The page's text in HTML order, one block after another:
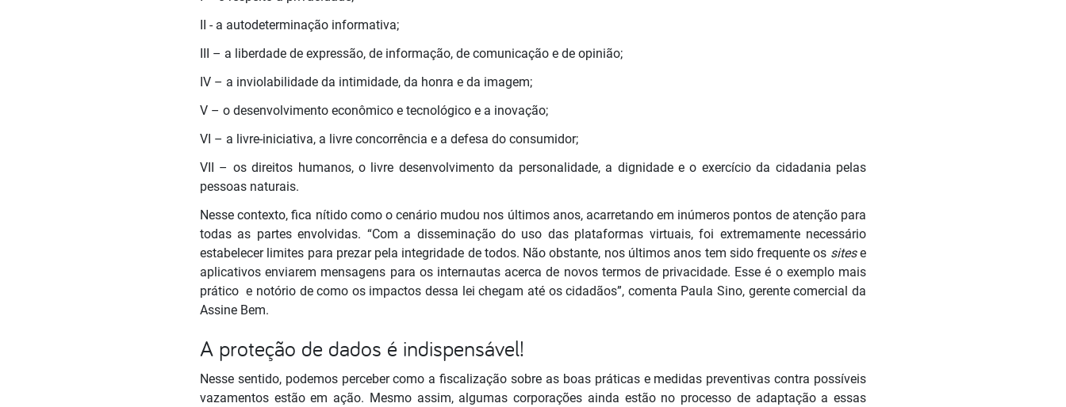
II - a autodeterminação informativa;
III – a liberdade de expressão, de informação, de comunicação e de opinião;
IV – a inviolabilidade da intimidade, da honra e da imagem;
V – o desenvolvimento econômico e tecnológico e a inovação;
VI – a livre-iniciativa, a livre concorrência e a defesa do consumidor;
VII – os direitos humanos, o livre desenvolvimento da personalidade, a dignidade e o exercício da cidadania pelas
pessoas naturais.
Nesse contexto, fica nítido como o cenário mudou nos últimos anos, acarretando em inúmeros pontos de atenção para
todas as partes envolvidas. “Com a disseminação do uso das plataformas virtuais, foi extremamente necessário
estabelecer limites para prezar pela integridade de todos. Não obstante, nos últimos anos tem sido frequente os sitese
aplicativos enviarem mensagens para os internautas acerca de novos termos de privacidade. Esse é o exemplo mais
prático e notório de como os impactos dessa lei chegam até os cidadãos”, comenta Paula Sino, gerente comercial da
Assine Bem.
A proteção de dados é indispensável!
Nesse sentido, podemos perceber como a fiscalização sobre as boas práticas e medidas preventivas contra possíveis
vazamentos estão em ação. Mesmo assim, algumas corporações ainda estão no processo de adaptação a essas